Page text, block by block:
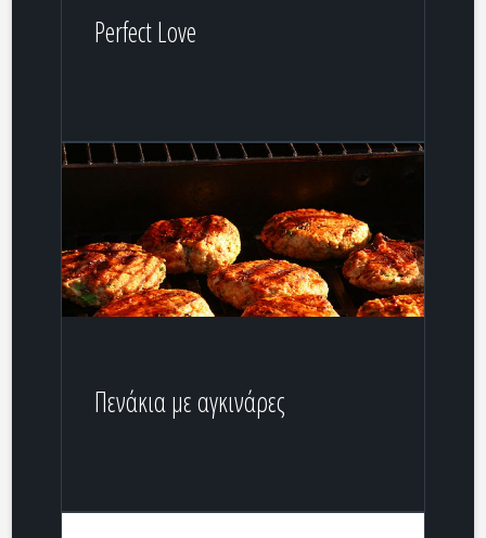
Perfect Love
Πενάκια με αγκινάρες